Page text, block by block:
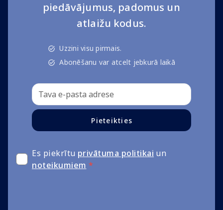
piedāvājumus, padomus un
atlaižu kodus.
Uzzini visu pirmais.
Abonēšanu var atcelt jebkurā laikā
Pieteikties
Es piekrītu privātuma politikai un
noteikumiem *